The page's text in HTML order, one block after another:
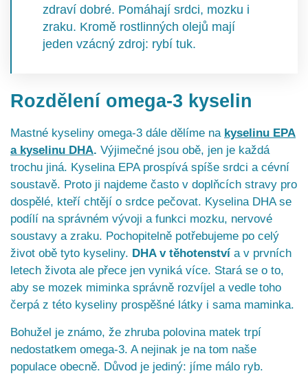
zdraví dobré. Pomáhají srdci, mozku i
zraku. Kromě rostlinných olejů mají
jeden vzácný zdroj: rybí tuk.
Rozdělení omega-3 kyselin
Mastné kyseliny omega-3 dále dělíme na kyselinu EPA
a kyselinu DHA. Výjimečné jsou obě, jen je každá
trochu jiná. Kyselina EPA prospívá spíše srdci a cévní
soustavě. Proto ji najdeme často v doplňcích stravy pro
dospělé, kteří chtějí o srdce pečovat. Kyselina DHA se
podílí na správném vývoji a funkci mozku, nervové
soustavy a zraku. Pochopitelně potřebujeme po celý
život obě tyto kyseliny. DHA v těhotenství a v prvních
letech života ale přece jen vyniká více. Stará se o to,
aby se mozek miminka správně rozvíjel a vedle toho
čerpá z této kyseliny prospěšné látky i sama maminka.
Bohužel je známo, že zhruba polovina matek trpí
nedostatkem omega-3. A nejinak je na tom naše
populace obecně. Důvod je jediný: jíme málo ryb.